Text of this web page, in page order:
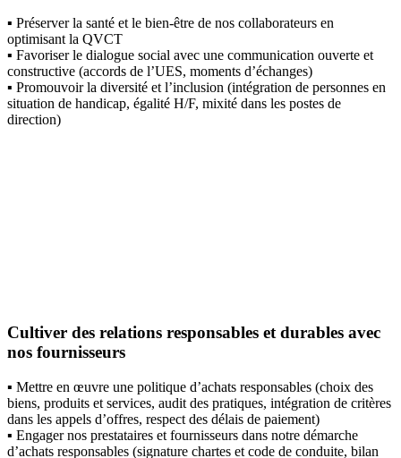
▪️ Préserver la santé et le bien-être de nos collaborateurs en
optimisant la QVCT​
▪️ Favoriser le dialogue social avec une communication ouverte et
constructive ​(accords de l’UES, moments d’échanges)​
▪️ Promouvoir la diversité et l’inclusion (intégration de personnes en
situation ​de handicap, égalité H/F, mixité dans les postes de
direction)
Cultiver des relations responsables et durables avec
nos fournisseurs
▪️ Mettre en œuvre une politique d’achats responsables (choix des
biens, produits ​et services, audit des pratiques, intégration de critères
dans les appels d’offres, ​respect des délais de paiement) ​
▪️ Engager nos prestataires et fournisseurs dans notre démarche
d’achats ​responsables (signature chartes et code de conduite, bilan